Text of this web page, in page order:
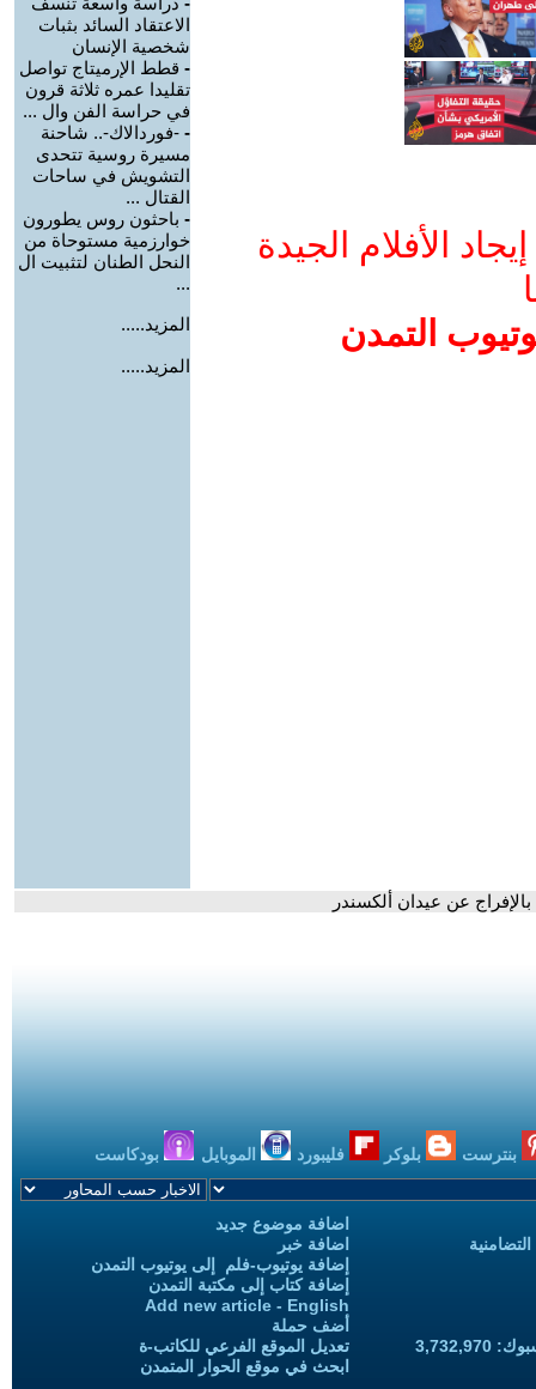
الأفلام الجيدة
التمدن
الاعتقاد السائد بثبات
شخصية الإنسان
- قطط الإرميتاج تواصل
تقليدا عمره ثلاثة قرون
في حراسة الفن وال ...
- -فوردالاك-.. شاحنة
مسيرة روسية تتحدى
التشويش في ساحات
القتال ...
- باحثون روس يطورون
خوارزمية مستوحاة من
النحل الطنان لتثبيت ال
...
المزيد.....
المزيد.....
عن عيدان ألكسندر
بنترست بلوكر فليبورد الموبايل بودكاست
اضافة موضوع جديد
اضافة خبر
إضافة يوتيوب-فلم إلى يوتيوب التمدن
إضافة كتاب إلى مكتبة التمدن
Add new article - English
أضف حملة
تعديل الموقع الفرعي للكاتب-ة
ابحث في موقع الحوار المتمدن